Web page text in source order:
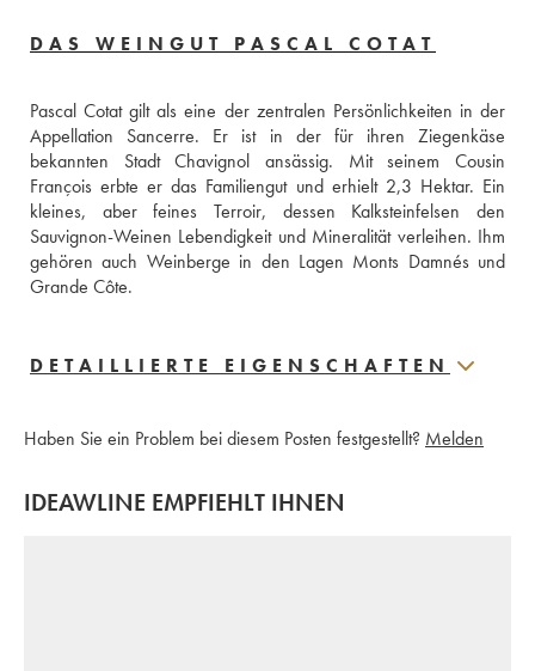
DAS WEINGUT PASCAL COTAT
Pascal Cotat gilt als eine der zentralen Persönlichkeiten in der
Appellation Sancerre. Er ist in der für ihren Ziegenkäse
bekannten Stadt Chavignol ansässig. Mit seinem Cousin
François erbte er das Familiengut und erhielt 2,3 Hektar. Ein
kleines, aber feines Terroir, dessen Kalksteinfelsen den
Sauvignon-Weinen Lebendigkeit und Mineralität verleihen. Ihm
gehören auch Weinberge in den Lagen Monts Damnés und
DETAILLIERTE EIGENSCHAFTEN
Haben Sie ein Problem bei diesem Posten festgestellt? Melden
IDEAWLINE EMPFIEHLT IHNEN